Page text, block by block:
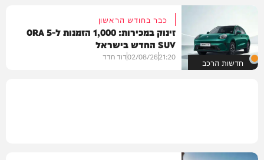
חדשות הרכב
כבר בחודש הראשון
זינוק במכירות: 1,000 הזמנות ל-ORA 5
SUV החדש בישראל
21:20
02/08/26דוד חדד